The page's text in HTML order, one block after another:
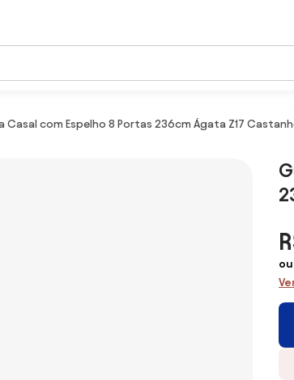
Casal com Espelho 8 Portas 236cm Ágata Z17
ou